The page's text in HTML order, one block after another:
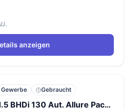
J.
anzeigen
Gebraucht
Peugeot 508 SW 1.5 BHDi 130 Aut. Allure Pack Nav SHZ eHK